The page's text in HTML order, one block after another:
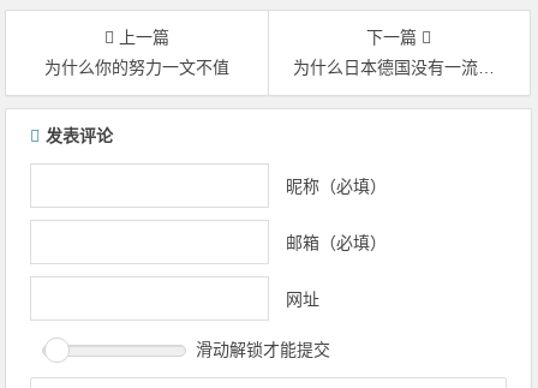
上一篇
为什么你的努力一文不值
下一篇
为什么日本德国没有一流互联网企业
文章导航
发表评论
昵称（必填）
邮箱（必填）
网址
滑动解锁才能提交